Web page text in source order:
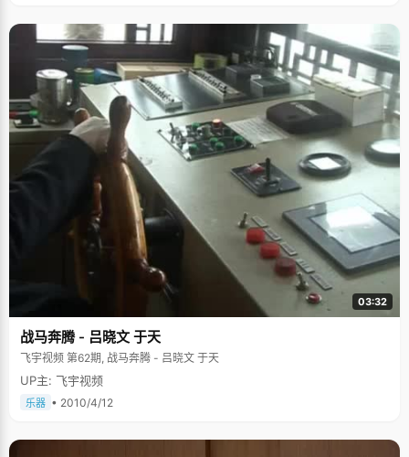
03:32
战马奔腾 - 吕晓文 于天
飞宇视频 第62期, 战马奔腾 - 吕晓文 于天
UP主: 飞宇视频
乐器 • 2010/4/12